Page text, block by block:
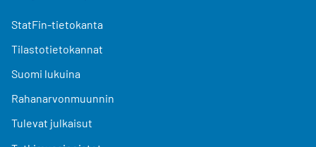
StatFin-tietokanta
Tilastotietokannat
Suomi lukuina
Rahanarvonmuunnin
Tulevat julkaisut